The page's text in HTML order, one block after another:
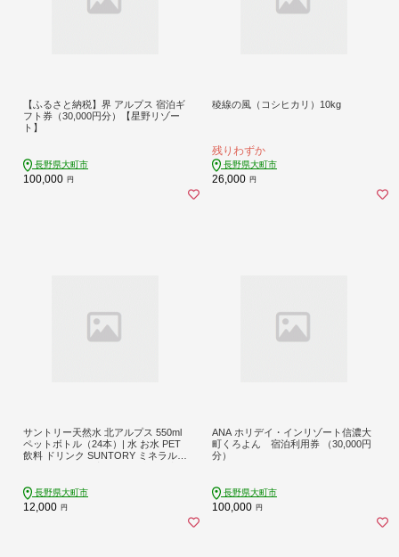
【ふるさと納税】界 アルプス 宿泊ギ
フト券（30,000円分）【星野リゾー
ト】
長野県大町市
100,000 円
稜線の風（コシヒカリ）10kg
残りわずか
長野県大町市
26,000 円
サントリー天然水 北アルプス 550ml
ペットボトル（24本）| 水 お水 PET
飲料 ドリンク SUNTORY ミネラルウ
長野県大町市
12,000 円
ANA ホリデイ・インリゾート信濃大
町くろよん 宿泊利用券 （30,000円
分）
長野県大町市
100,000 円